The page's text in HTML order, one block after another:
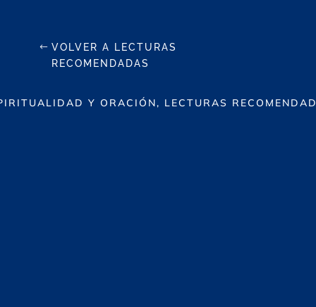
VOLVER A LECTURAS
RECOMENDADAS
Y ORACIÓN, LECTURAS